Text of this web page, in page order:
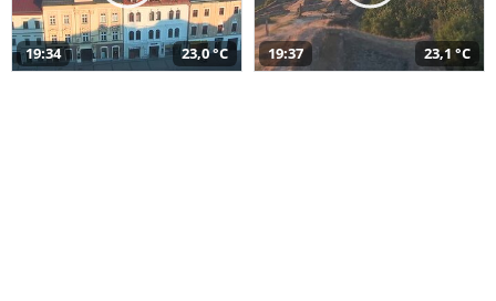
19:34 23,0 °C 19:37 23,1 °C